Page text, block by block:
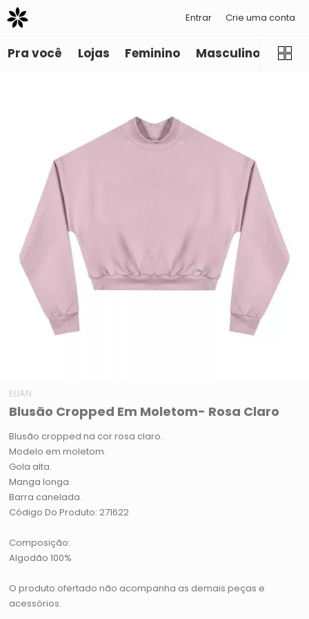
Entrar Crie uma conta
Pra você Lojas Feminino Masculino
ELIAN
Blusão Cropped Em Moletom- Rosa Claro
Blusão cropped na cor rosa claro.
Modelo em moletom.
Gola alta.
Manga longa.
Barra canelada.
Código Do Produto: 271622
Composição:
Algodão 100%
O produto ofertado não acompanha as demais peças e
acessórios.